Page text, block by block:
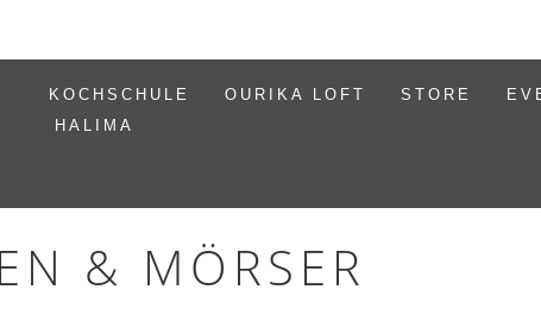
KOCHSCHULE OURIKA LOFT STORE
HALIMA
& MÖRSER